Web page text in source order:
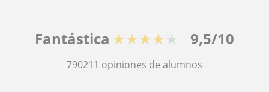
Fantástica ★★★★★ 9,5/10
790211 opiniones de alumnos